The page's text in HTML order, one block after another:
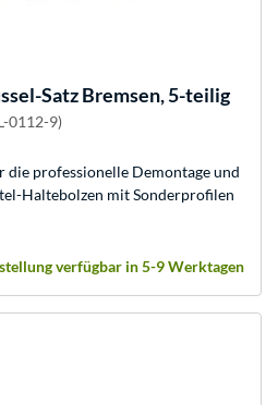
Satz Bremsen, 5-teilig
0112-9)
die professionelle Demontage und
Haltebolzen mit Sonderprofilen
verfügbar in 5-9 Werktagen